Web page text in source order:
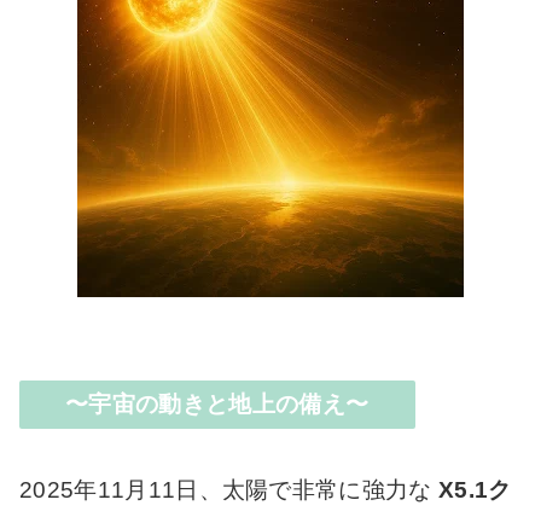
〜宇宙の動きと地上の備え〜
2025年11月11日、太陽で非常に強力なX5.1ク